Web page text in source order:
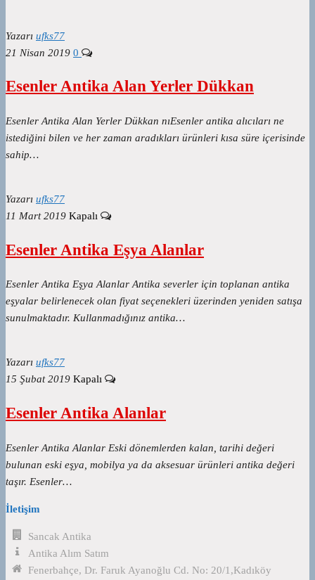
Yazarı ufks77
21 Nisan 2019 0
Esenler Antika Alan Yerler Dükkan
Esenler Antika Alan Yerler Dükkan nıEsenler antika alıcıları ne
istediğini bilen ve her zaman aradıkları ürünleri kısa süre içerisinde
sahip…
Yazarı ufks77
11 Mart 2019 Kapalı
Esenler Antika Eşya Alanlar
Esenler Antika Eşya Alanlar Antika severler için toplanan antika
eşyalar belirlenecek olan fiyat seçenekleri üzerinden yeniden satışa
sunulmaktadır. Kullanmadığınız antika…
Yazarı ufks77
15 Şubat 2019 Kapalı
Esenler Antika Alanlar
Esenler Antika Alanlar Eski dönemlerden kalan, tarihi değeri
bulunan eski eşya, mobilya ya da aksesuar ürünleri antika değeri
taşır. Esenler…
İletişim
Sancak Antika
Antika Alım Satım
Fenerbahçe, Dr. Faruk Ayanoğlu Cd. No: 20/1,Kadıköy